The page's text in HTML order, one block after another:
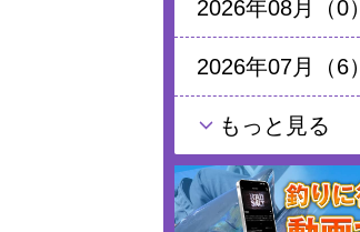
2026年08月（0）
2026年07月（6）
もっと見る